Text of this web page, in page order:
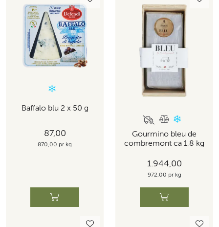
Baffalo blu 2 x 50 g
87,00
870,00 pr kg
Gourmino bleu de
combremont ca 1,8 kg
1.944,00
972,00 pr kg